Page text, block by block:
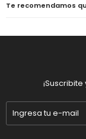
Te recomendamos